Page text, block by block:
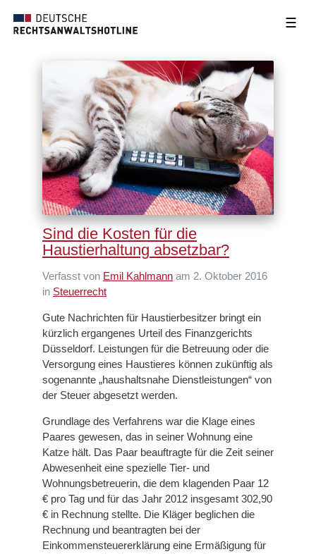
☰
Sind die Kosten für die
Haustierhaltung absetzbar?
Verfasst von Emil Kahlmann am 2. Oktober 2016
in Steuerrecht
Gute Nachrichten für Haustierbesitzer bringt ein
kürzlich ergangenes Urteil des Finanzgerichts
Düsseldorf. Leistungen für die Betreuung oder die
Versorgung eines Haustieres können zukünftig als
sogenannte „haushaltsnahe Dienstleistungen“ von
der Steuer abgesetzt werden.
Grundlage des Verfahrens war die Klage eines
Paares gewesen, das in seiner Wohnung eine
Katze hält. Das Paar beauftragte für die Zeit seiner
Abwesenheit eine spezielle Tier- und
Wohnungsbetreuerin, die dem klagenden Paar 12
€ pro Tag und für das Jahr 2012 insgesamt 302,90
€ in Rechnung stellte. Die Kläger beglichen die
Rechnung und beantragten bei der
Einkommensteuererklärung eine Ermäßigung für